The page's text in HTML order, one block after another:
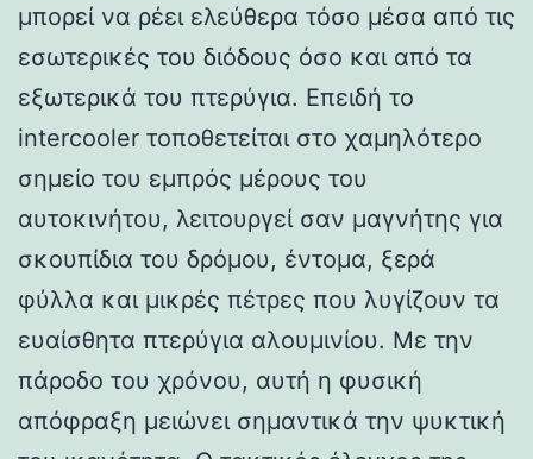
μπορεί να ρέει ελεύθερα τόσο μέσα από τις
εσωτερικές του διόδους όσο και από τα
εξωτερικά του πτερύγια. Επειδή το
intercooler τοποθετείται στο χαμηλότερο
σημείο του εμπρός μέρους του
αυτοκινήτου, λειτουργεί σαν μαγνήτης για
σκουπίδια του δρόμου, έντομα, ξερά
φύλλα και μικρές πέτρες που λυγίζουν τα
ευαίσθητα πτερύγια αλουμινίου. Με την
πάροδο του χρόνου, αυτή η φυσική
απόφραξη μειώνει σημαντικά την ψυκτική